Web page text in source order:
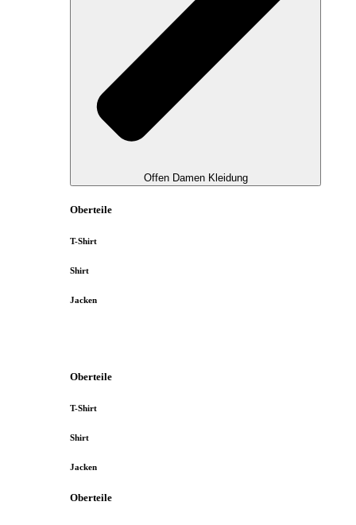
Offen Damen Kleidung
Oberteile
T-Shirt
Shirt
Jacken
Oberteile
T-Shirt
Shirt
Jacken
Oberteile